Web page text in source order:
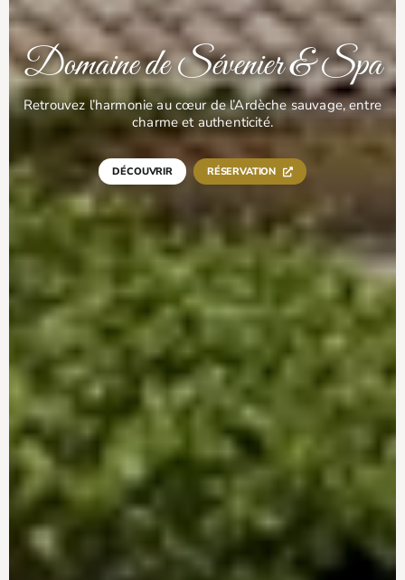
Domaine de Sévenier & Spa
Retrouvez l’harmonie au cœur de l’Ardèche sauvage, entre
charme et authenticité.
DÉCOUVRIR RÉSERVATION